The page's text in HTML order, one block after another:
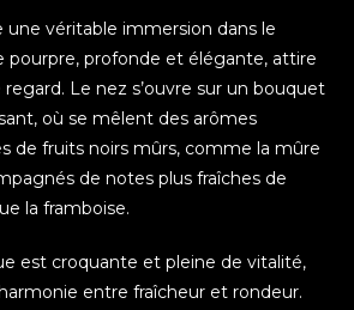
une véritable immersion dans le
pourpre, profonde et élégante, attire
Le nez s’ouvre sur un bouquet
où se mêlent des arômes
de fruits noirs mûrs, comme la mûre
de notes plus fraîches de
la framboise.
est croquante et pleine de vitalité,
entre fraîcheur et rondeur.